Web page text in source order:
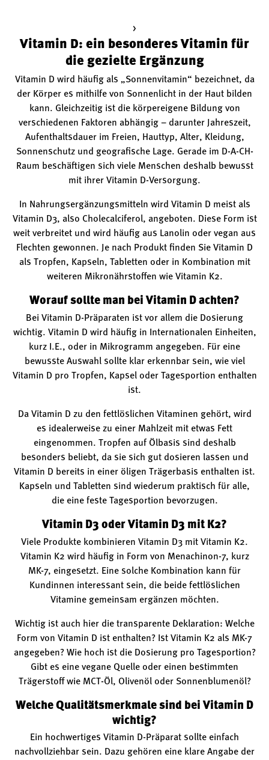
>
Vitamin D: ein besonderes Vitamin für
die gezielte Ergänzung
Vitamin D wird häufig als „Sonnenvitamin“ bezeichnet, da
der Körper es mithilfe von Sonnenlicht in der Haut bilden
kann. Gleichzeitig ist die körpereigene Bildung von
verschiedenen Faktoren abhängig – darunter Jahreszeit,
Aufenthaltsdauer im Freien, Hauttyp, Alter, Kleidung,
Sonnenschutz und geografische Lage. Gerade im D-A-CH-
Raum beschäftigen sich viele Menschen deshalb bewusst
mit ihrer Vitamin D-Versorgung.
In Nahrungsergänzungsmitteln wird Vitamin D meist als
Vitamin D3, also Cholecalciferol, angeboten. Diese Form ist
weit verbreitet und wird häufig aus Lanolin oder vegan aus
Flechten gewonnen. Je nach Produkt finden Sie Vitamin D
als Tropfen, Kapseln, Tabletten oder in Kombination mit
weiteren Mikronährstoffen wie Vitamin K2.
Worauf sollte man bei Vitamin D achten?
Bei Vitamin D-Präparaten ist vor allem die Dosierung
wichtig. Vitamin D wird häufig in Internationalen Einheiten,
kurz I.E., oder in Mikrogramm angegeben. Für eine
bewusste Auswahl sollte klar erkennbar sein, wie viel
Vitamin D pro Tropfen, Kapsel oder Tagesportion enthalten
ist.
Da Vitamin D zu den fettlöslichen Vitaminen gehört, wird
es idealerweise zu einer Mahlzeit mit etwas Fett
eingenommen. Tropfen auf Ölbasis sind deshalb
besonders beliebt, da sie sich gut dosieren lassen und
Vitamin D bereits in einer öligen Trägerbasis enthalten ist.
Kapseln und Tabletten sind wiederum praktisch für alle,
die eine feste Tagesportion bevorzugen.
Vitamin D3 oder Vitamin D3 mit K2?
Viele Produkte kombinieren Vitamin D3 mit Vitamin K2.
Vitamin K2 wird häufig in Form von Menachinon-7, kurz
MK-7, eingesetzt. Eine solche Kombination kann für
Kundinnen interessant sein, die beide fettlöslichen
Vitamine gemeinsam ergänzen möchten.
Wichtig ist auch hier die transparente Deklaration: Welche
Form von Vitamin D ist enthalten? Ist Vitamin K2 als MK-7
angegeben? Wie hoch ist die Dosierung pro Tagesportion?
Gibt es eine vegane Quelle oder einen bestimmten
Trägerstoff wie MCT-Öl, Olivenöl oder Sonnenblumenöl?
Welche Qualitätsmerkmale sind bei Vitamin D
wichtig?
Ein hochwertiges Vitamin D-Präparat sollte einfach
nachvollziehbar sein. Dazu gehören eine klare Angabe der